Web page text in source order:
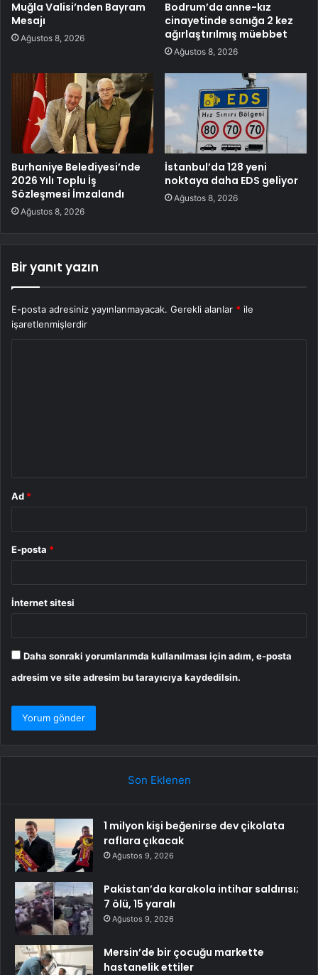
Muğla Valisi’nden Bayram
Mesajı
Ağustos 8, 2026
Bodrum’da anne-kız
cinayetinde sanığa 2 kez
ağırlaştırılmış müebbet
Ağustos 8, 2026
Burhaniye Belediyesi’nde
2026 Yılı Toplu İş
Sözleşmesi İmzalandı
Ağustos 8, 2026
İstanbul’da 128 yeni
noktaya daha EDS geliyor
Ağustos 8, 2026
Bir yanıt yazın
E-posta adresiniz yayınlanmayacak. Gerekli alanlar * ile
işaretlenmişlerdir
Ad *
E-posta *
İnternet sitesi
Daha sonraki yorumlarımda kullanılması için adım, e-posta
adresim ve site adresim bu tarayıcıya kaydedilsin.
Son Eklenen
1 milyon kişi beğenirse dev çikolata
raflara çıkacak
Ağustos 9, 2026
Pakistan’da karakola intihar saldırısı;
7 ölü, 15 yaralı
Ağustos 9, 2026
Mersin’de bir çocuğu markette
hastanelik ettiler